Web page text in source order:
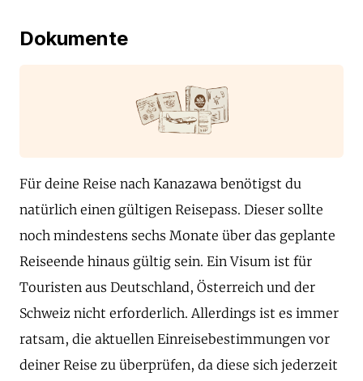
Dokumente
Für deine Reise nach Kanazawa benötigst du
natürlich einen gültigen Reisepass. Dieser sollte
noch mindestens sechs Monate über das geplante
Reiseende hinaus gültig sein. Ein Visum ist für
Touristen aus Deutschland, Österreich und der
Schweiz nicht erforderlich. Allerdings ist es immer
ratsam, die aktuellen Einreisebestimmungen vor
deiner Reise zu überprüfen, da diese sich jederzeit